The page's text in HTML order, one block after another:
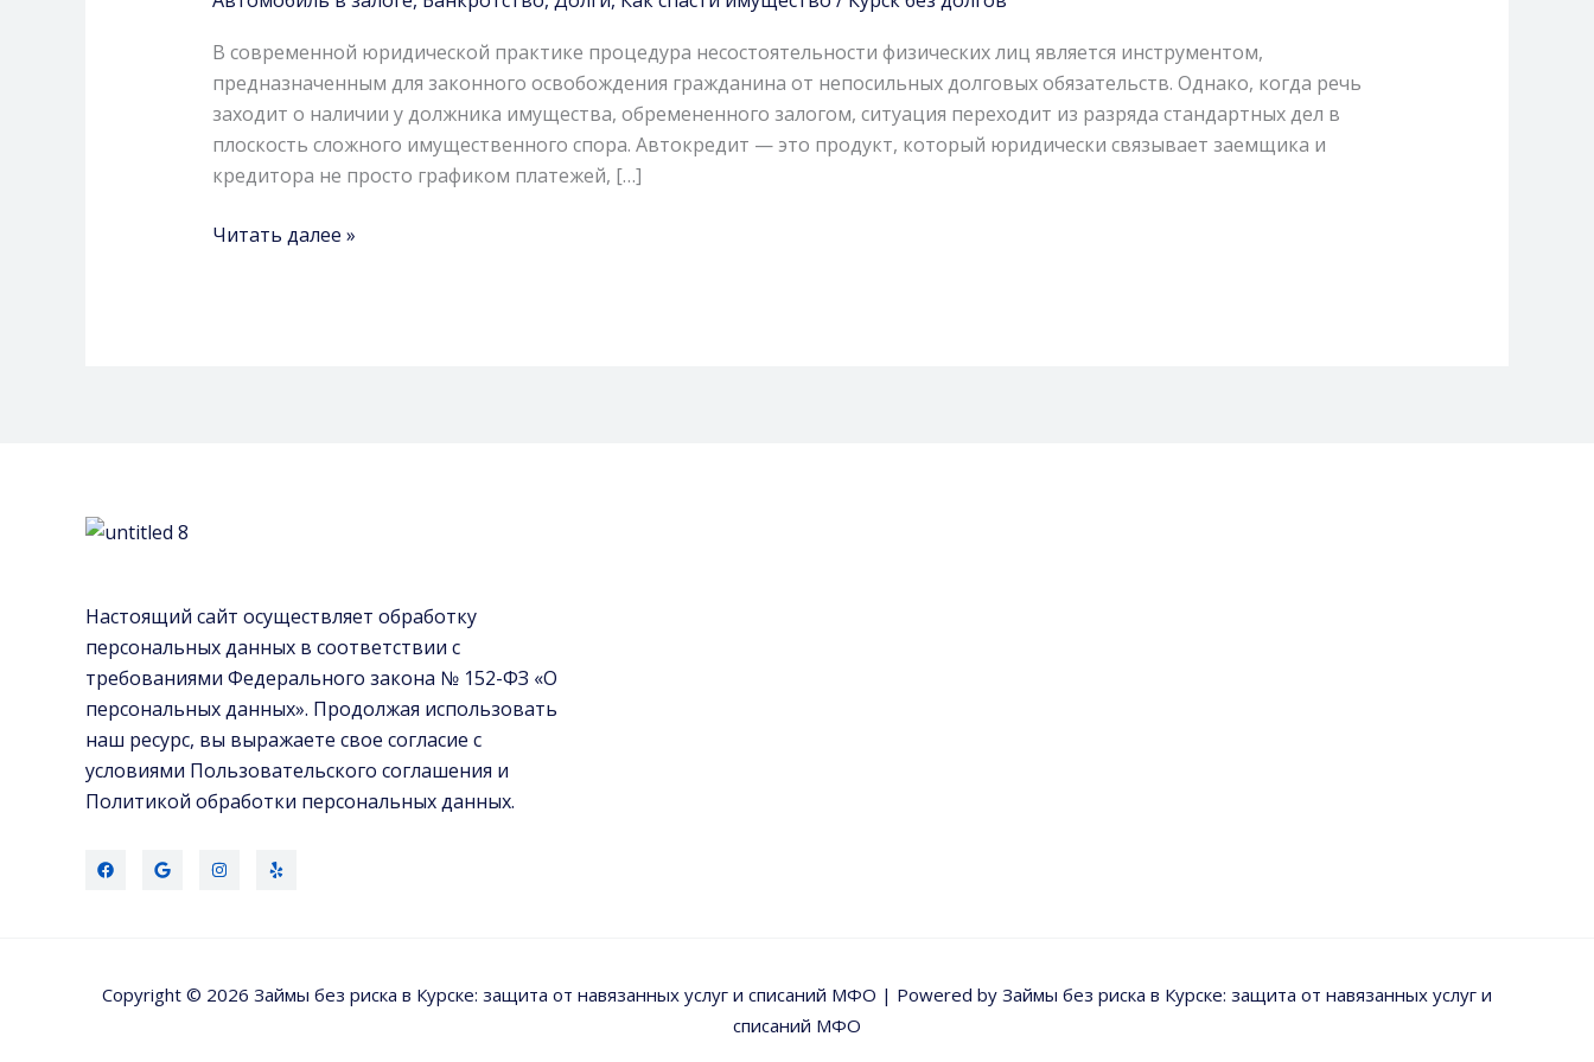
В современной юридической практике процедура несостоятельности физических лиц является инструментом,
предназначенным для законного освобождения гражданина от непосильных долговых обязательств. Однако, когда речь
заходит о наличии у должника имущества, обремененного залогом, ситуация переходит из разряда стандартных дел в
плоскость сложного имущественного спора. Автокредит — это продукт, который юридически связывает заемщика и
кредитора не просто графиком платежей, […]
от
иллюзии
собственности
правовой
Читать далее »
Настоящий сайт осуществляет обработку
персональных данных в соответствии с
требованиями Федерального закона № 152-ФЗ «О
персональных данных». Продолжая использовать
наш ресурс, вы выражаете свое согласие с
условиями Пользовательского соглашения и
Политикой обработки персональных данных.
Copyright © 2026 Займы без риска в Курске: защита от навязанных услуг и списаний МФО | Powered by Займы без риска в Курске: защита от навязанных услуг и
списаний МФО